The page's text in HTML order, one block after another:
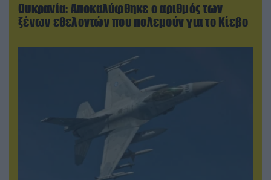
Ουκρανία: Αποκαλύφθηκε ο αριθμός των
ξένων εθελοντών που πολεμούν για το Κίεβο